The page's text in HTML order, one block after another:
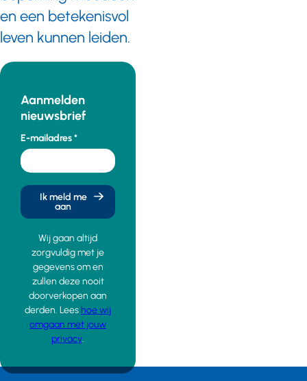
en een betekenisvol
leven kunnen leiden.
Aanmelden
nieuwsbrief
E-mailadres
Ik meld me
aan
Wij gaan altijd
zorgvuldig met je
gegevens om en
zullen deze nooit
doorverkopen aan
derden. Lees hoe wij
omgaan met jouw
privacy.